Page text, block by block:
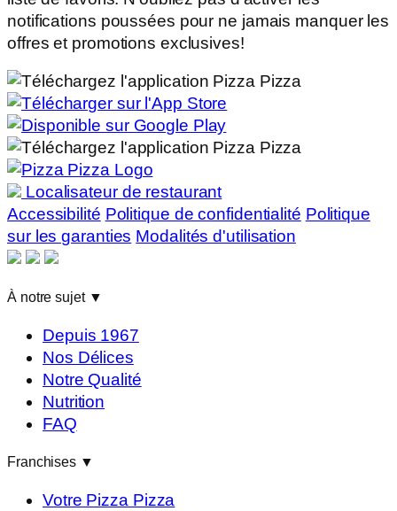
notifications poussées pour ne jamais manquer les
offres et promotions exclusives!
Localisateur de restaurant
Accessibilité Politique de confidentialité Politique
sur les garanties Modalités d'utilisation
À notre sujet ▼
Depuis 1967
Nos Délices
Notre Qualité
Nutrition
FAQ
Franchises ▼
Votre Pizza Pizza